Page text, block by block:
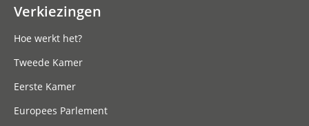
Verkiezingen
Hoe werkt het?
Tweede Kamer
Eerste Kamer
Europees Parlement